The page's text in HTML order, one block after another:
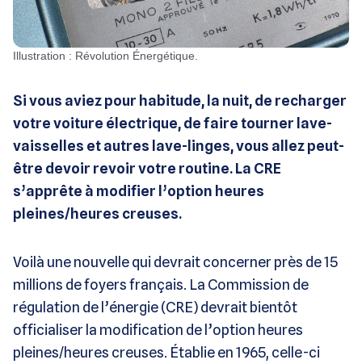
Illustration : Révolution Énergétique.
Si vous aviez pour habitude, la nuit, de recharger
votre voiture électrique, de faire tourner lave-
vaisselles et autres lave-linges, vous allez peut-
être devoir revoir votre routine. La CRE
s’apprête à modifier l’option heures
pleines/heures creuses.
Voilà une nouvelle qui devrait concerner près de 15
millions de foyers français. La Commission de
régulation de l’énergie (CRE) devrait bientôt
officialiser la modification de l’option heures
pleines/heures creuses. Établie en 1965, celle-ci